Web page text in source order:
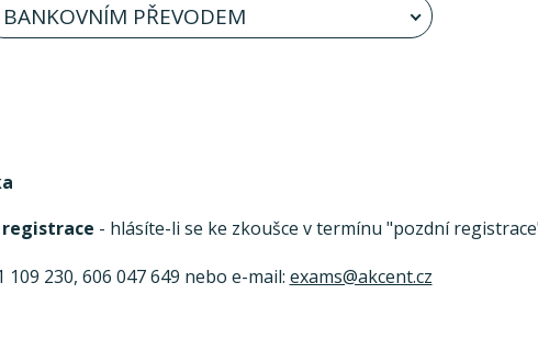
BANKOVNÍM PŘEVODEM
registrace - hlásíte-li se ke zkoušce v termínu "pozdní
109 230, 606 047 649 nebo e-mail: exams@akcent.cz